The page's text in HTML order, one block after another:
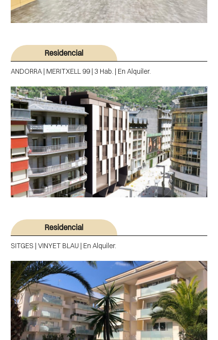
Residencial
ANDORRA | MERITXELL 99 | 3 Hab. | En Alquiler.
Residencial
SITGES | VINYET BLAU | En Alquiler.